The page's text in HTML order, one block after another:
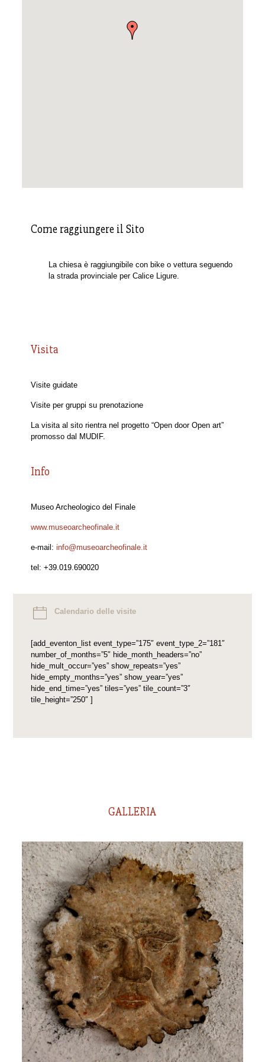
Come raggiungere il Sito
La chiesa è raggiungibile con bike o vettura seguendo
la strada provinciale per Calice Ligure.
Visita
Visite guidate
Visite per gruppi su prenotazione
La visita al sito rientra nel progetto “Open door Open art”
promosso dal MUDIF.
Info
Museo Archeologico del Finale
www.museoarcheofinale.it
e-mail: info@museoarcheofinale.it
tel: +39.019.690020
Calendario delle visite
[add_eventon_list event_type=”175″ event_type_2=”181″
number_of_months=”5″ hide_month_headers=”no”
hide_mult_occur=”yes” show_repeats=”yes”
hide_empty_months=”yes” show_year=”yes”
hide_end_time=”yes” tiles=”yes” tile_count=”3″
tile_height=”250″ ]
GALLERIA